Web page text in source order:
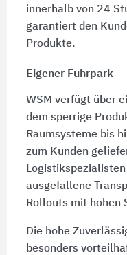
innerhalb von 24
garantiert den
Produkte.
Eigener Fuhrpark
WSM verfügt über
dem sperrige
Raumsysteme bis
zum Kunden
ausgefallene
Rollouts mit hohen
Die hohe
besonders